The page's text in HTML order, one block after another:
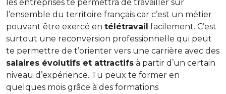
les entreprises te permettra de travailler sur
l’ensemble du territoire français car c’est un métier
pouvant être exercé en télétravail facilement. C’est
surtout une reconversion professionnelle qui peut
te permettre de t’orienter vers une carrière avec des
salaires évolutifs et attractifs à partir d’un certain
niveau d’expérience. Tu peux te former en
quelques mois grâce à des formations